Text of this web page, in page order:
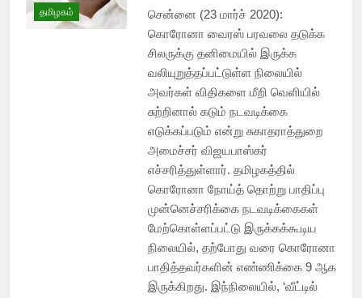
தமிழகம்
சென்னை (23 மார்ச் 2020):
கொரோனா வைரஸ் பரவலை தடுக்க
சிலருக்கு தனிமையில் இருக்க
வலியுறுத்தப்பட்டுள்ள நிலையில்
அவர்கள் விதிகளை மீறி வெளியில்
சுற்றினால் கடும் நடவடிக்கை
எடுக்கப்படும் என்று சுகாதராத்துறை
அமைச்சர் விஜயபாஸ்கர்
எச்சரித்துள்ளார். தமிழகத்தில்
கொரோனா நோய்த் தொற்று பாதிப்பு
முன்னெச்சரிக்கை நடவடிக்கைகள்
மேற்கொள்ளப்பட்டு இருக்கக்கூடிய
நிலையில், தற்போது வரை கொரோனா
பாதித்தவர்களின் எண்ணிக்கை 9 ஆக
இருக்கிறது. இந்நிலையில், ‘வீட்டில்